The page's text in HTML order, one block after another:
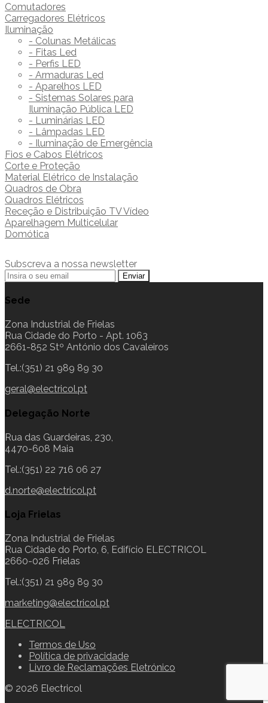
Comutadores
Carregadores Elétricos
Iluminação
- Colunas Metálicas
- Fitas Led
- Perfis LED
- Armaduras Led
- Aparelhos LED
- Sistemas Solares para
Iluminação Pública LED
- Luminárias LED
- Lâmpadas LED
- Iluminação de Emergência
Fios e Cabos Elétricos
Corte e Proteção
Material Elétrico de Instalação
Quadros de Obra
Quadros Elétricos
Receção e Distribuição TV Vídeo
Aparelhagem Multicelular
Domótica
Subscreva a nossa newsletter
Sede
Zona Industrial de Frielas
Rua Cidade do Porto - Apt. 1063
2661-852 Stº António dos Cavaleiros
Tel.:(351) 21 989 89 30
geral@electricol.pt
Delegação Norte
Rua das Guardeiras, 230,
4470-608 Maia
Tel.:(351) 22 716 06 27
d.norte@electricol.pt
Loja Frielas
Zona Industrial de Frielas
Rua Cidade do Porto, 6, Edifício ELECTRICOL
2660-026 Frielas
Tel.:(351) 21 989 89 30
marketing@electricol.pt
ELECTRICOL
Termos de Uso
Política de privacidade
Livro de Reclamações Eletrónico
© 2026 Electricol